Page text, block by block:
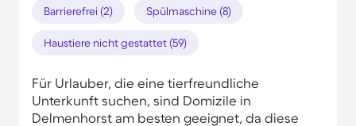
Barrierefrei (2) Spülmaschine (8)
Haustiere nicht gestattet (59)
Für Urlauber, die eine tierfreundliche
Unterkunft suchen, sind Domizile in
Delmenhorst am besten geeignet, da diese